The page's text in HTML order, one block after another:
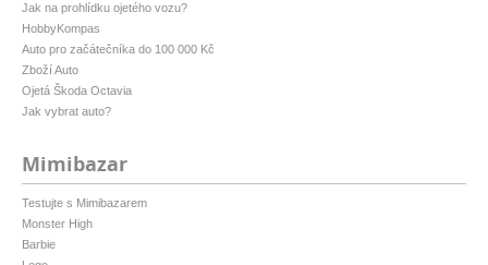
Jak na prohlídku ojetého vozu?
HobbyKompas
Auto pro začátečníka do 100 000 Kč
Zboží Auto
Ojetá Škoda Octavia
Jak vybrat auto?
Mimibazar
Testujte s Mimibazarem
Monster High
Barbie